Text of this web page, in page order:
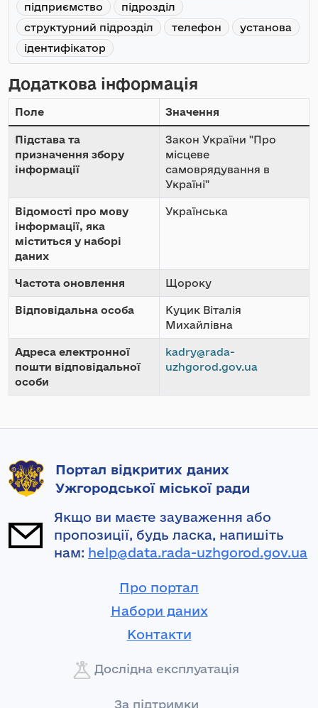
підприємство
підрозділ
структурний підрозділ
телефон
установа
ідентифікатор
Додаткова інформація
Поле Значення
Підстава та
призначення збору
інформації
Закон України "Про
місцеве
самоврядування в
Україні"
Відомості про мову
інформації, яка
міститься у наборі
даних
Українська
Частота оновлення Щороку
Відповідальна особа
Куцик Віталія
Михайлівна
Адреса електронної
пошти відповідальної
особи
kadry@rada-
uzhgorod.gov.ua
Портал відкритих даних
Ужгородської міської ради
Якщо ви маєте зауваження або
пропозиції, будь ласка, напишіть
нам: help@data.rada-uzhgorod.gov.ua
Про портал
Набори даних
Контакти
Дослідна експлуатація
За підтримки